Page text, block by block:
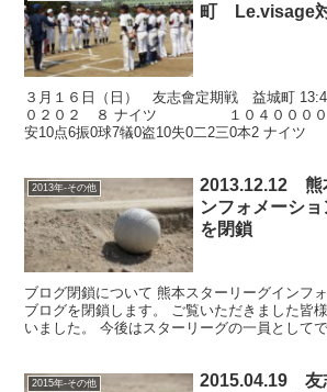
町 Le.visage
３月１６日（日） 友志會定期戦 益城町
０２０２ ８ ナイツ １０４００００
安10点6振0球7犠0盗10失0二2三0本2 ナ
2013年-その他
2013.12.12 熊
ンフォメーシ
を閉鎖
ブログ閉鎖について 熊本スターリーグインフ
ブログを閉鎖します。 ご覧いただきました皆
いました。 今後はスターリーグの一員として
2015年-その他
2015.04.19 友